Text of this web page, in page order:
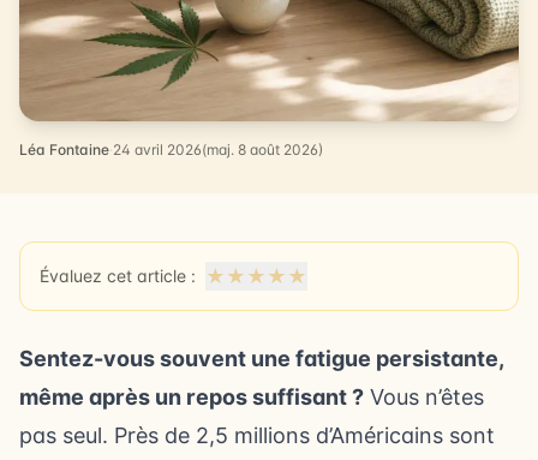
Léa Fontaine·24 avril 2026(maj. 8 août 2026)
Évaluez cet article : ★ ★ ★ ★ ★
Sentez-vous souvent une fatigue persistante,
même après un repos suffisant ? Vous n’êtes
pas seul. Près de 2,5 millions d’Américains sont